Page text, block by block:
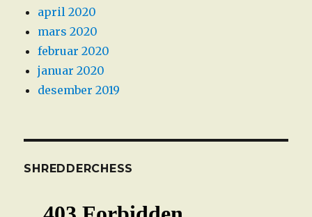
april 2020
mars 2020
februar 2020
januar 2020
desember 2019
SHREDDERCHESS